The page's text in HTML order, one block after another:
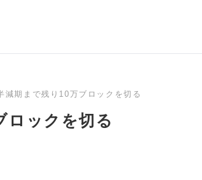
減期まで残り10万ブロックを切る 2028年4月の
ロックを切る